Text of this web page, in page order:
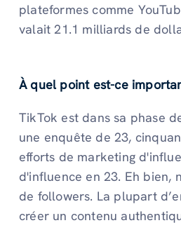
plateformes comme
valait 21.1 milliards de
À quel point est-ce
TikTok est dans sa phase
une enquête de 23,
efforts de marketing
d'influence en 23. Eh bien,
de followers. La plupart
créer un contenu